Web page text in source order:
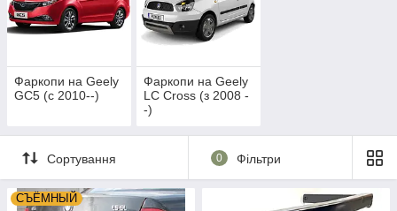
Фаркопи на Geely
GC5 (c 2010--)
Фаркопи на Geely
LC Cross (з 2008 -
-)
Сортування 0 Фільтри
СЪЁМНЫЙ